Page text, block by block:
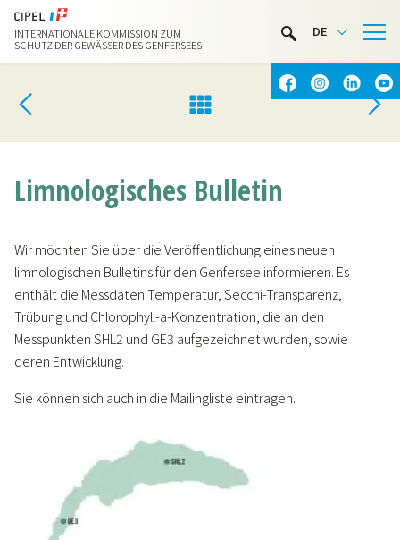
INTERNATIONALE KOMMISSION ZUM
SCHUTZ DER GEWÄSSER DES GENFERSEES
DE
LIMNOTHEK
WASSERAKTIVITÄTEN
KONTAKT & ANFAHRT
Limnologisches Bulletin
Wir möchten Sie über die Veröffentlichung eines neuen
limnologischen Bulletins für den Genfersee informieren. Es
enthält die Messdaten Temperatur, Secchi-Transparenz,
Trübung und Chlorophyll-a-Konzentration, die an den
Messpunkten SHL2 und GE3 aufgezeichnet wurden, sowie
deren Entwicklung.
Sie können sich auch in die Mailingliste eintragen.